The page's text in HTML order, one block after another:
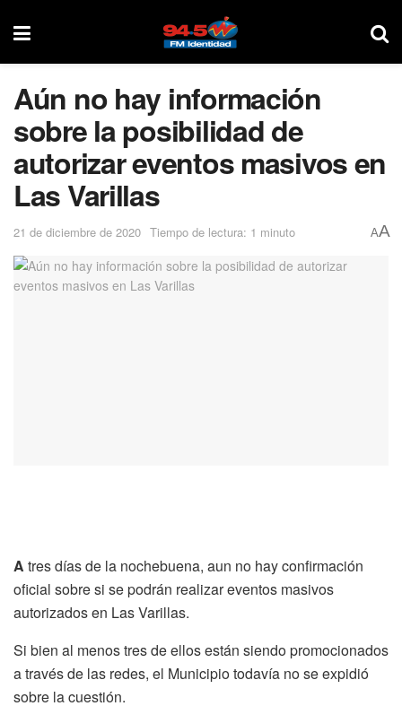
Aún no hay información
sobre la posibilidad de
autorizar eventos masivos en
Las Varillas
21 de diciembre de 2020 Tiempo de lectura: 1 minuto AA
A tres días de la nochebuena, aun no hay confirmación
oficial sobre si se podrán realizar eventos masivos
autorizados en Las Varillas.
Si bien al menos tres de ellos están siendo promocionados
a través de las redes, el Municipio todavía no se expidió
sobre la cuestión.